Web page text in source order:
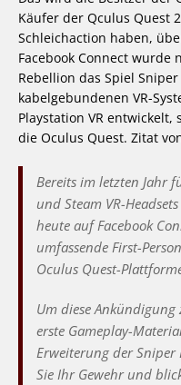
Käufer der Qculus Quest
Schleichaction haben,
Facebook Connect wurde
Rebellion das Spiel
kabelgebundenen VR-
Playstation VR
die Oculus Quest. Zitat
Bereits im letzten Jahr
und Steam VR-
heute auf Facebook
umfassende First-
Oculus Quest-
Um diese
erste Gameplay-
Erweiterung der Sniper
Sie Ihr Gewehr und